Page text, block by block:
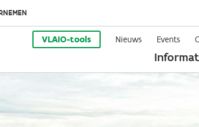
en
naar
de
VLAIO-tools Nieuws Events